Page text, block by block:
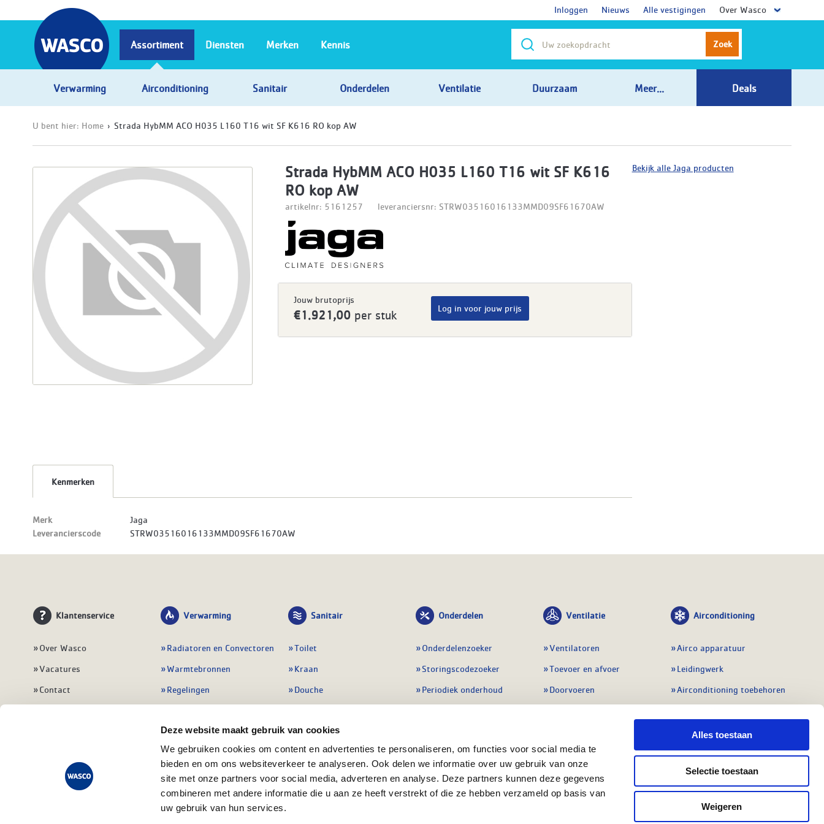
Deze website maakt gebruik van cookies
We gebruiken cookies om content en advertenties te personaliseren, om functies voor social media te
bieden en om ons websiteverkeer te analyseren. Ook delen we informatie over uw gebruik van onze
site met onze partners voor social media, adverteren en analyse. Deze partners kunnen deze gegevens
combineren met andere informatie die u aan ze heeft verstrekt of die ze hebben verzameld op basis van
uw gebruik van hun services.
Alles toestaan
Selectie toestaan
Weigeren
Inloggen Nieuws Alle vestigingen Over Wasco
Zoek
Assortiment
Verwarming Airconditioning Sanitair Onderdelen Ventilatie Duurzaam Meer... Deals
Diensten Merken Kennis
U bent hier: Home Strada HybMM ACO H035 L160 T16 wit SF K616 RO kop AW
Strada HybMM ACO H035 L160 T16 wit SF K616
RO kop AW
artikelnr: 5161257 leveranciersnr: STRW03516016133MMD09SF61670AW
Jouw brutoprijs
€1.921,00 per stuk
Log in voor jouw prijs
Kenmerken
Merk
Jaga
Leverancierscode
STRW03516016133MMD09SF61670AW
Bekijk alle Jaga producten
Klantenservice
Over Wasco
Vacatures
Contact
Veelgestelde vragen
Verwarming
Radiatoren en Convectoren
Warmtebronnen
Regelingen
Leidingwerk
Warmwatertoestellen
Alle verwarming
Sanitair
Toilet
Kraan
Douche
Badmeubel
Afvoeren
Alle sanitair
Onderdelen
Onderdelenzoeker
Storingscodezoeker
Periodiek onderhoud
Preventie & detectie
Alle onderdelen
Ventilatie
Ventilatoren
Toevoer en afvoer
Doorvoeren
Regelingen
Airconditioning
Airco apparatuur
Leidingwerk
Airconditioning toebehoren
Regelapparatuur
Alle koeling